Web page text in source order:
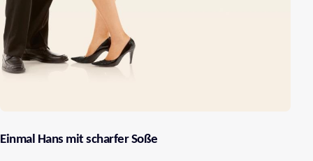
Einmal Hans mit scharfer Soße